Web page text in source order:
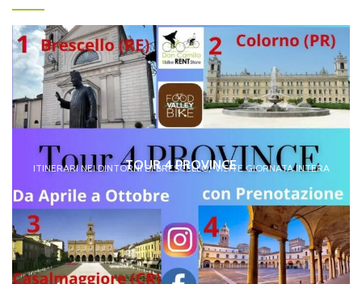
ITINERARI NEI DINTORNI DI BRESCELLO VISITE GIORNATA INTERA
TOUR 4 PROVINCE